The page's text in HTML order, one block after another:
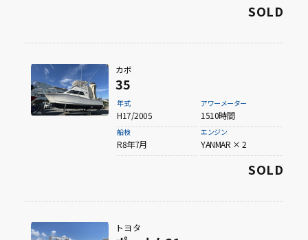
SOLD
カボ
35
年式
H17/2005
アワーメーター
1510時間
船検
R8年7月
エンジン
YANMAR × 2
SOLD
トヨタ